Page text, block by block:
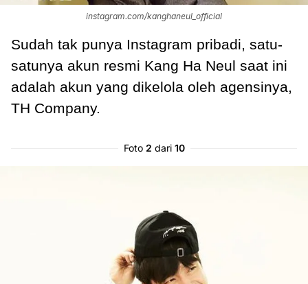
instagram.com/kanghaneul_official
Sudah tak punya Instagram pribadi, satu-
satunya akun resmi Kang Ha Neul saat ini
adalah akun yang dikelola oleh agensinya,
TH Company.
Foto 2 dari 10